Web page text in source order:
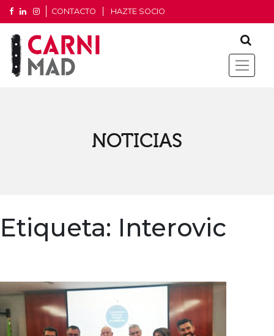
CONTACTO HAZTE SOCIO
NOTICIAS
Etiqueta: Interovic